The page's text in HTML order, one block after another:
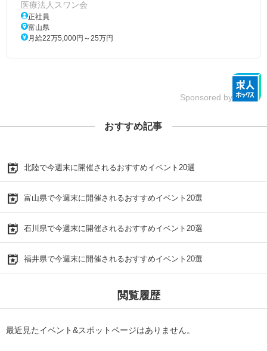
医療法人スワン会
正社員
富山県
月給22万5,000円～25万円
Sponsored by
おすすめ記事
北陸で今週末に開催されるおすすめイベント20選
富山県で今週末に開催されるおすすめイベント20選
石川県で今週末に開催されるおすすめイベント20選
福井県で今週末に開催されるおすすめイベント20選
閲覧履歴
最近見たイベント&スポットページはありません。